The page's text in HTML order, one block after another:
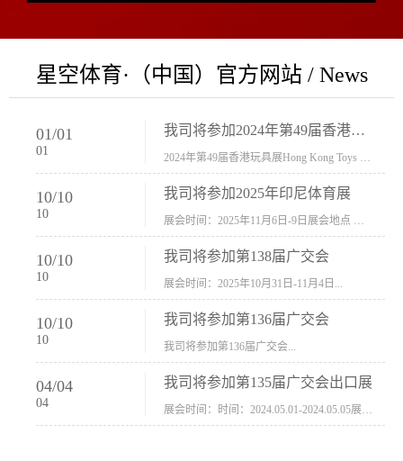
星空体育·（中国）官方网站 / News
01/01
01
我司将参加2024年第49届香港玩具展Hong Kong Toys & Games Fair 欢迎新···
10/10
10
我司将参加2025年印尼体育展
10/10
10
我司将参加第138届广交会
展会时间：2025年10月31日-11月4日...
10/10
10
我司将参加第136届广交会
我司将参加第136届广交会...
04/04
04
我司将参加第135届广交会出口展
展会时间：时间：2024.05.01-2024.05.05展会地址：中国进出口商品交易会展馆福建康莱宝公司展位号12.1G37-38、H11-12，浙江康莱宝展位号17.1B23-24、C19-20...